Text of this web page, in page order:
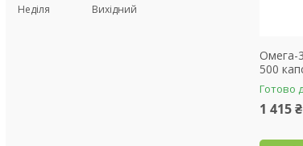
Неділя
Вихідний
Омега-
500
Готово
1 415 ₴